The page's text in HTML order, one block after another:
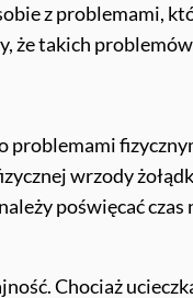
z problemami,
że takich
problemami
wrzody
poświęcać
Chociaż